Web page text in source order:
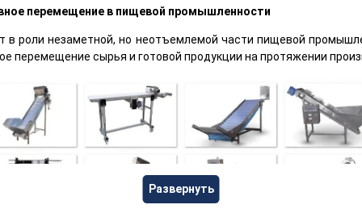
перемещение в пищевой промышленности
в роли незаметной, но неотъемлемой части пищевой
перемещение сырья и готовой продукции на протяжении
Развернуть